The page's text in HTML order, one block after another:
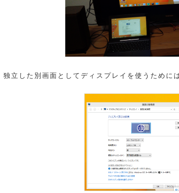
独立した別画面としてディスプレイを使うために